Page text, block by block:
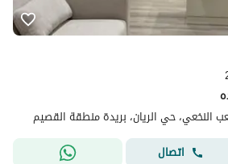
النخعي، حي الريان، بريدة منطقة القصيم
اتصال